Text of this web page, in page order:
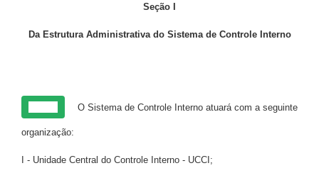
Seção I
Da Estrutura Administrativa do Sistema de Controle Interno
O Sistema de Controle Interno atuará com a seguinte
organização:
I - Unidade Central do Controle Interno - UCCI;